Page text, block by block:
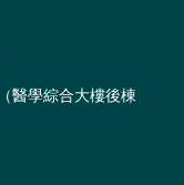
醫學綜合大樓後棟